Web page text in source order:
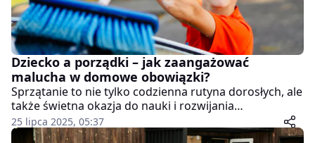
Dziecko a porządki – jak zaangażować
malucha w domowe obowiązki?
Sprzątanie to nie tylko codzienna rutyna dorosłych, ale
także świetna okazja do nauki i rozwijania
samodzielności u najmłodszych. Choć dla wielu
rodziców wizja wspólnego porządkowania z
25 lipca 2025, 05:37